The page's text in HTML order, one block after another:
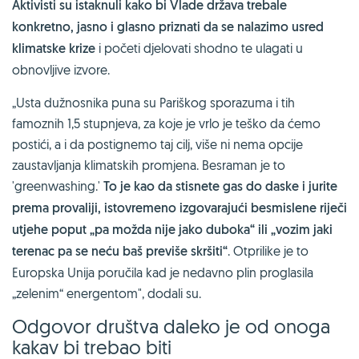
Aktivisti su istaknuli kako bi Vlade država trebale
konkretno, jasno i glasno priznati da se nalazimo usred
klimatske krize i početi djelovati shodno te ulagati u
obnovljive izvore.
„Usta dužnosnika puna su Pariškog sporazuma i tih
famoznih 1,5 stupnjeva, za koje je vrlo je teško da ćemo
postići, a i da postignemo taj cilj, više ni nema opcije
zaustavljanja klimatskih promjena. Besraman je to
'greenwashing.' To je kao da stisnete gas do daske i jurite
prema provaliji, istovremeno izgovarajući besmislene riječi
utjehe poput „pa možda nije jako duboka“ ili „vozim jaki
terenac pa se neću baš previše skršiti“. Otprilike je to
Europska Unija poručila kad je nedavno plin proglasila
„zelenim“ energentom", dodali su.
Odgovor društva daleko je od onoga
kakav bi trebao biti